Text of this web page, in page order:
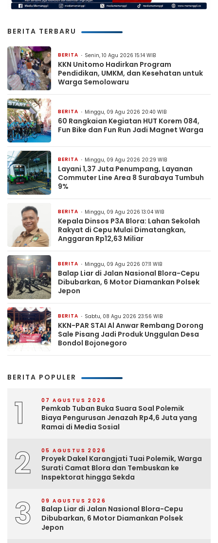
BERITA TERBARU
BERITA Senin, 10 Agu 2026 15:14 WIB
KKN Unitomo Hadirkan Program
Pendidikan, UMKM, dan Kesehatan untuk
Warga Semolowaru
BERITA Minggu, 09 Agu 2026 20:40 WIB
60 Rangkaian Kegiatan HUT Korem 084,
Fun Bike dan Fun Run Jadi Magnet Warga
BERITA Minggu, 09 Agu 2026 20:29 WIB
Layani 1,37 Juta Penumpang, Layanan
Commuter Line Area 8 Surabaya Tumbuh
9%
BERITA Minggu, 09 Agu 2026 13:04 WIB
Kepala Dinsos P3A Blora: Lahan Sekolah
Rakyat di Cepu Mulai Dimatangkan,
Anggaran Rp12,63 Miliar
BERITA Minggu, 09 Agu 2026 07:11 WIB
Balap Liar di Jalan Nasional Blora-Cepu
Dibubarkan, 6 Motor Diamankan Polsek
Jepon
BERITA Sabtu, 08 Agu 2026 23:56 WIB
KKN-PAR STAI Al Anwar Rembang Dorong
Sale Pisang Jadi Produk Unggulan Desa
Bondol Bojonegoro
BERITA POPULER
1 07 AGUSTUS 2026
Pemkab Tuban Buka Suara Soal Polemik
Biaya Pengurusan Jenazah Rp4,6 Juta yang
Ramai di Media Sosial
2 05 AGUSTUS 2026
Proyek Dakel Karangjati Tuai Polemik, Warga
Surati Camat Blora dan Tembuskan ke
Inspektorat hingga Sekda
3 09 AGUSTUS 2026
Balap Liar di Jalan Nasional Blora-Cepu
Dibubarkan, 6 Motor Diamankan Polsek
Jepon